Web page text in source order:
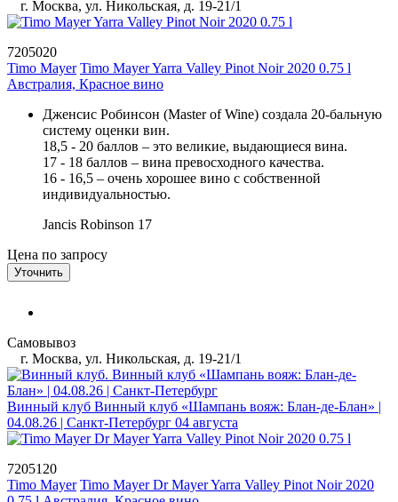
г. Москва, ул. Никольская, д. 19-21/1
7205020
Timo Mayer Timo Mayer Yarra Valley Pinot Noir 2020 0.75 l
Австралия, Красное вино
Дженсис Робинсон (Master of Wine) создала 20-бальную
систему оценки вин.
18,5 - 20 баллов – это великие, выдающиеся вина.
17 - 18 баллов – вина превосходного качества.
16 - 16,5 – очень хорошее вино с собственной
индивидуальностью.
Jancis Robinson 17
Цена по запросу
Уточнить
Самовывоз
г. Москва, ул. Никольская, д. 19-21/1
Винный клуб Винный клуб «Шампань вояж: Блан-де-Блан» |
04.08.26 | Санкт-Петербург 04 августа
7205120
Timo Mayer Timo Mayer Dr Mayer Yarra Valley Pinot Noir 2020